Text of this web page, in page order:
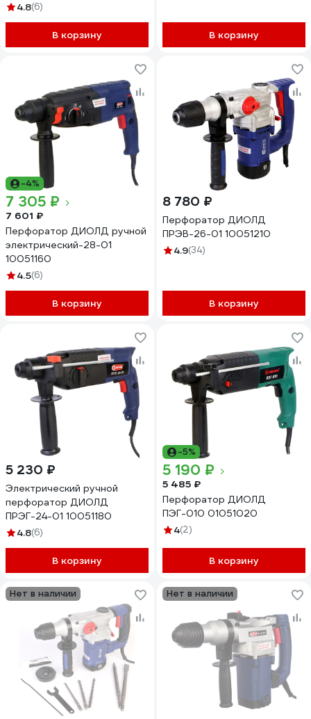
4.8(6)
В корзину В корзину
-4%
7 305 ₽
7 601 ₽
Перфоратор ДИОЛД ручной
электрический-28-01
10051160
4.5(6)
В корзину
8 780 ₽
Перфоратор ДИОЛД
ПРЭВ-26-01 10051210
4.9(34)
В корзину
5 230 ₽
Электрический ручной
перфоратор ДИОЛД
ПРЭГ-24-01 10051180
4.8(6)
В корзину
-5%
5 190 ₽
5 485 ₽
Перфоратор ДИОЛД
ПЭГ-010 01051020
4(2)
В корзину
Нет в наличии Нет в наличии